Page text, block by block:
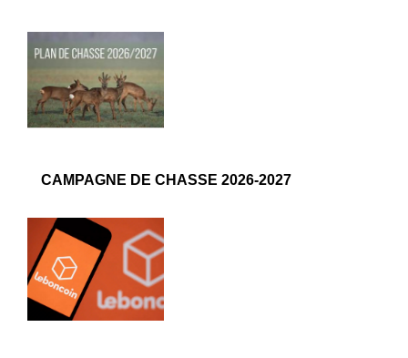
CAMPAGNE DE CHASSE 2026-2027